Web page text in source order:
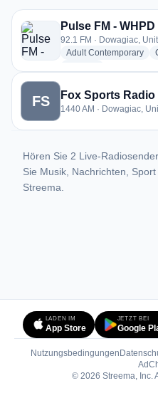
2 Radiosender aus Dowagiac
Pulse FM - WHPD
92.1 FM · Dowagiac,
Adult Contemporary
FS Fox Sports Radio
1440 AM · Dowagiac,
Hören Sie 2 Live-
Sie Musik, Nachrichten,
Streema.
LADEN IM
App Store
JETZT BEI
Google
Nutzungsbedingungen
© 2026 Streema, Inc.